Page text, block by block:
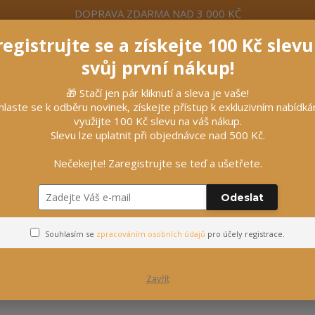
DOPRAVA ZDARMA NAD 3 000 KČ
Více Nevíte si rady? Zavolejte. +420
Vybavení stájí
Krční díly k dekám
Nejdražší
se a získejte 100 Kč
svůj první nákup!
🎁 Stačí jen pár kliknutí a sleva je vaše!
se k odběru novinek, získejte přístup k exkluzivním
využijte 100 Kč slevu na váš nákup.
Slevu lze uplatnit při objednávce nad 500 Kč.
Nečekejte! Zaregistrujte se teď a ušetřete.
Odeslat
Souhlasím se zpracováním osobních údajů pro účely registrace.
Zavřít